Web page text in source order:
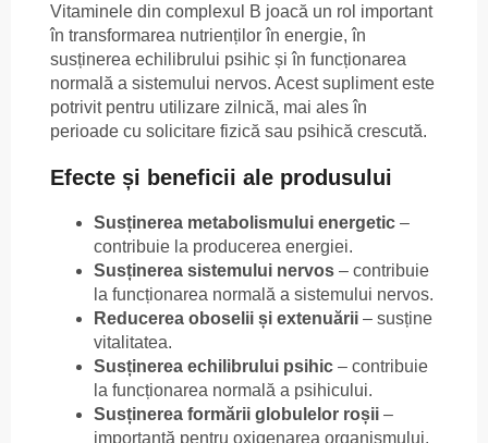
Vitaminele din complexul B joacă un rol important
în transformarea nutrienților în energie, în
susținerea echilibrului psihic și în funcționarea
normală a sistemului nervos. Acest supliment este
potrivit pentru utilizare zilnică, mai ales în
perioade cu solicitare fizică sau psihică crescută.
Efecte și beneficii ale produsului
Susținerea metabolismului energetic –
contribuie la producerea energiei.
Susținerea sistemului nervos – contribuie
la funcționarea normală a sistemului nervos.
Reducerea oboselii și extenuării – susține
vitalitatea.
Susținerea echilibrului psihic – contribuie
la funcționarea normală a psihicului.
Susținerea formării globulelor roșii –
importantă pentru oxigenarea organismului.